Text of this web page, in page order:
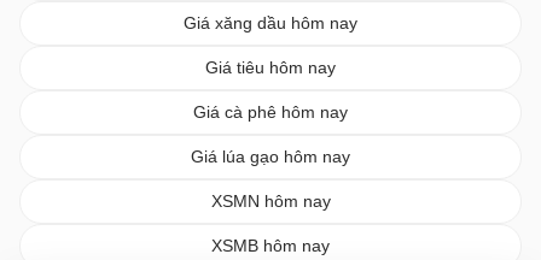
Giá xăng dầu hôm nay
Giá tiêu hôm nay
Giá cà phê hôm nay
Giá lúa gạo hôm nay
XSMN hôm nay
XSMB hôm nay